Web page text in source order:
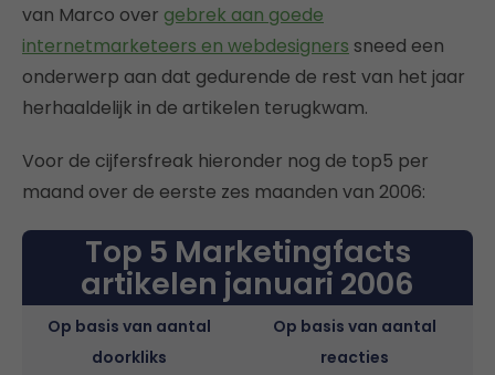
van Marco over gebrek aan goede
internetmarketeers en webdesigners sneed een
onderwerp aan dat gedurende de rest van het jaar
herhaaldelijk in de artikelen terugkwam.
Voor de cijfersfreak hieronder nog de top5 per
maand over de eerste zes maanden van 2006:
Top 5 Marketingfacts
artikelen januari 2006
Op basis van aantal
doorkliks
Op basis van aantal
reacties